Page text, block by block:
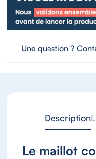
Une question ?
Description
Le maillot